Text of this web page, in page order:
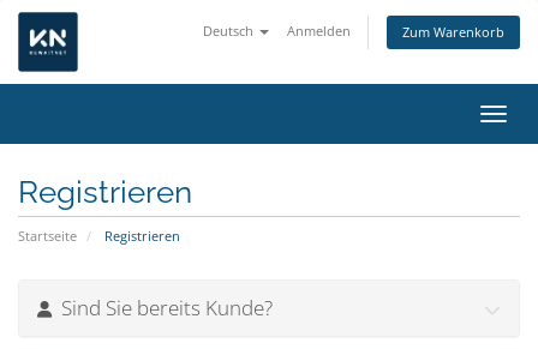
Deutsch Anmelden Zum Warenkorb
Registrieren
Startseite Registrieren
Sind Sie bereits Kunde?